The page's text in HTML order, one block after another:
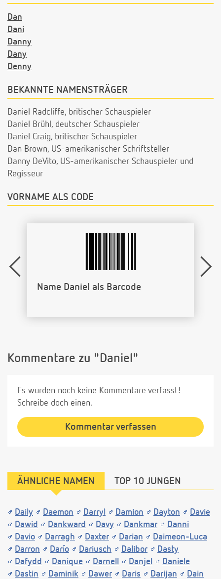
Dan
Dani
Danny
Dany
Denny
BEKANNTE NAMENSTRÄGER
Daniel Radcliffe, britischer Schauspieler
Daniel Brühl, deutscher Schauspieler
Daniel Craig, britischer Schauspieler
Dan Brown, US-amerikanischer Schriftsteller
Danny DeVito, US-amerikanischer Schauspieler und
Regisseur
VORNAME ALS CODE
Name Daniel als Barcode
Kommentare zu "Daniel"
Es wurden noch keine Kommentare verfasst!
Schreibe doch einen.
Kommentar verfassen
ÄHNLICHE NAMEN TOP 10 JUNGEN
Daily Daemon Darryl Damion Dayton
Davie
Dawid
Dankward Davy Dankmar
Danni
Davio
Darragh Daxter Darian
Daimeon-Luca
Darron
Darío Dariusch Dalibor
Dasty
Dafydd
Danique Darnell Danjel
Daniele
Dastin
Daminik Dawer Daris Darijan
Dain